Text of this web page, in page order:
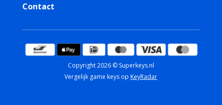
Contact
Copyright 2026 © Superkeys.nl
Vergelijk game keys opKeyRadar